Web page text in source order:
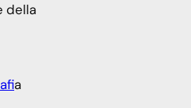
della
a